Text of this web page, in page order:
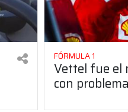
FÓRMULA 1
Vettel fue el
con